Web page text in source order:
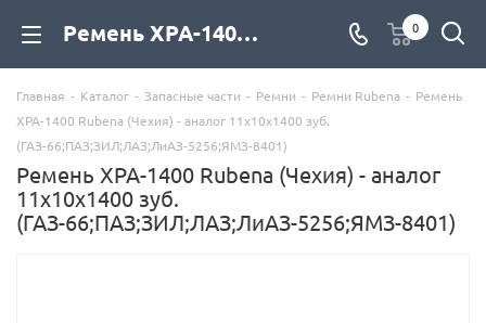
Ремень XPA-1400 Rubena (Чехия) - аналог 11х10х1400 зуб. (ГАЗ-66;ПАЗ;ЗИЛ;ЛАЗ;ЛиАЗ-5256;ЯМЗ-8401) для дизельных двигателей купить со склада с доставкой по цене официального дилера - компания Дизель Экспорт 0
Главная - Каталог - Запасные части - Ремни - Ремни Rubena - Ремень
XPA-1400 Rubena (Чехия) - аналог 11х10х1400 зуб.
(ГАЗ-66;ПАЗ;ЗИЛ;ЛАЗ;ЛиАЗ-5256;ЯМЗ-8401)
Ремень XPA-1400 Rubena (Чехия) - аналог
11х10х1400 зуб.
(ГАЗ-66;ПАЗ;ЗИЛ;ЛАЗ;ЛиАЗ-5256;ЯМЗ-8401)